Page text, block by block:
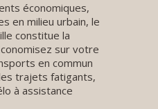
économiques,
en milieu urbain, le
constitue la
sur votre
en commun
trajets fatigants,
à assistance